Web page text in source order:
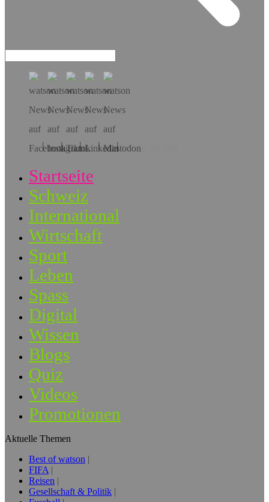
Hol dir die App!
Startseite
Schweiz
International
Wirtschaft
Sport
Leben
Spass
Digital
Wissen
Blogs
Quiz
Videos
Promotionen
Aktuelle Themen
Best of watson
FIFA
Reisen
Gesellschaft & Politik